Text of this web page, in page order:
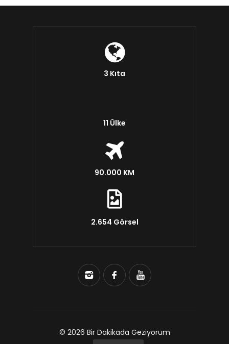
3 Kıta
11 Ülke
90.000 KM
2.654 Görsel
© 2026 Bir Dakikada Geziyorum